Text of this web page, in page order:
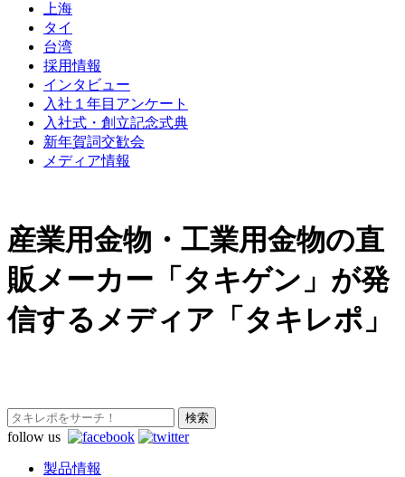
上海
タイ
台湾
採用情報
インタビュー
入社１年目アンケート
入社式・創立記念式典
新年賀詞交歓会
メディア情報
産業用金物・工業用金物の直
販メーカー「タキゲン」が発
信するメディア「タキレポ」
follow us
製品情報